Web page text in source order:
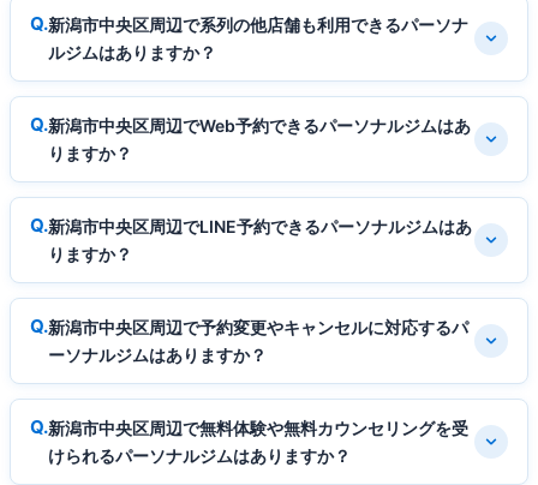
新潟市中央区周辺で系列の他店舗も利用できるパーソナ
ルジムはありますか？
新潟市中央区周辺でWeb予約できるパーソナルジムはあ
りますか？
新潟市中央区周辺でLINE予約できるパーソナルジムはあ
りますか？
新潟市中央区周辺で予約変更やキャンセルに対応するパ
ーソナルジムはありますか？
新潟市中央区周辺で無料体験や無料カウンセリングを受
けられるパーソナルジムはありますか？